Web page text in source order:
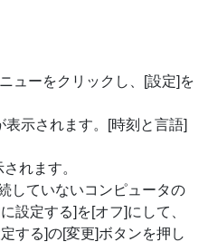
ューをクリックし、[設定]を
表示されます。[時刻と言語]
れます。
していないコンピュータの
設定する]を[オフ]にして、
する]の[変更]ボタンを押し